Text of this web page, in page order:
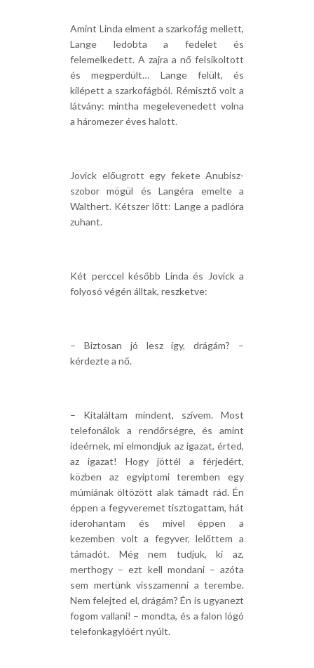
Amint Linda elment a szarkofág mellett,
Lange ledobta a fedelet és
felemelkedett. A zajra a nő felsikoltott
és megperdült… Lange felült, és
kilépett a szarkofágból. Rémisztő volt a
látvány: mintha megelevenedett volna
a háromezer éves halott.
Jovick előugrott egy fekete Anubisz-
szobor mögül és Langéra emelte a
Walthert. Kétszer lőtt: Lange a padlóra
zuhant.
Két perccel később Linda és Jovick a
folyosó végén álltak, reszketve:
– Biztosan jó lesz így, drágám? –
kérdezte a nő.
– Kitaláltam mindent, szívem. Most
telefonálok a rendőrségre, és amint
ideérnek, mi elmondjuk az igazat, érted,
az igazat! Hogy jöttél a férjedért,
közben az egyiptomi teremben egy
múmiának öltözött alak támadt rád. Én
éppen a fegyveremet tisztogattam, hát
iderohantam és mivel éppen a
kezemben volt a fegyver, lelőttem a
támadót. Még nem tudjuk, ki az,
merthogy – ezt kell mondani – azóta
sem mertünk visszamenni a terembe.
Nem felejted el, drágám? Én is ugyanezt
fogom vallani! – mondta, és a falon lógó
telefonkagylóért nyúlt.